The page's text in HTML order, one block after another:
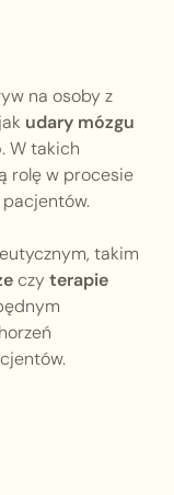
na osoby z
udary mózgu
. W takich
rolę w procesie
takim
czy terapie